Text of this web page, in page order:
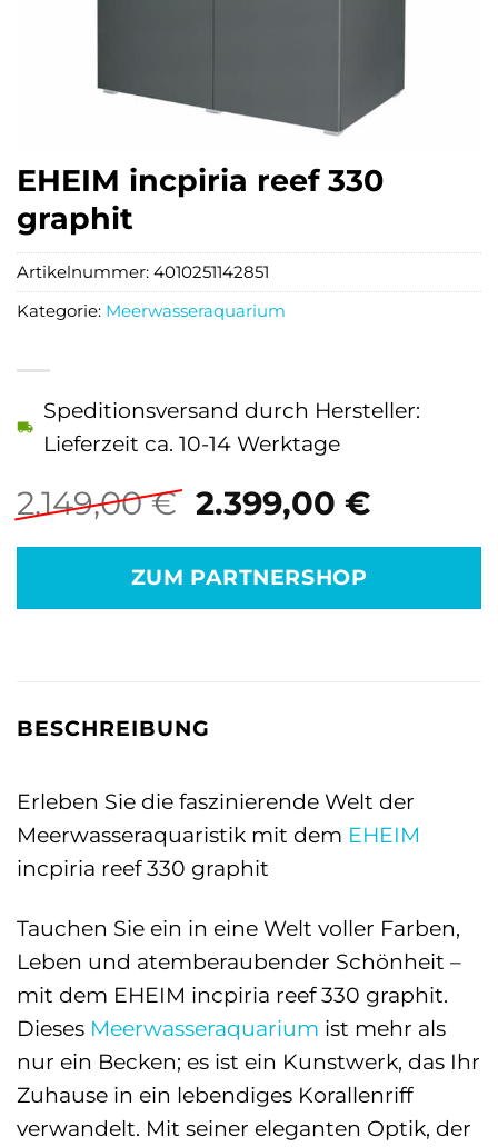
EHEIM incpiria reef 330
graphit
2.149,00€ Ursprünglicher
war:
2.149,00 €
2.399,00 €
Speditionsversand durch Hersteller:
Lieferzeit ca. 10-14 Werktage
ZUM PARTNERSHOP
Artikelnummer: 4010251142851
Kategorie: Meerwasseraquarium
BESCHREIBUNG
Erleben Sie die faszinierende Welt der
Meerwasseraquaristik mit dem EHEIM
incpiria reef 330 graphit
Tauchen Sie ein in eine Welt voller Farben,
Leben und atemberaubender Schönheit –
mit dem EHEIM incpiria reef 330 graphit.
Dieses Meerwasseraquarium ist mehr als
nur ein Becken; es ist ein Kunstwerk, das Ihr
Zuhause in ein lebendiges Korallenriff
verwandelt. Mit seiner eleganten Optik, der